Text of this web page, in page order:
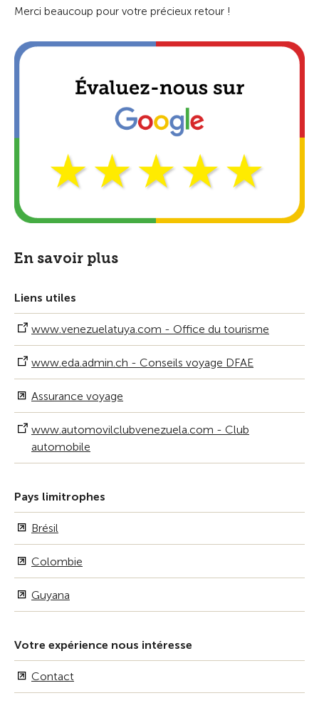
Merci beaucoup pour votre précieux retour !
En savoir plus
Liens utiles
www.venezuelatuya.com - Office du tourisme
www.eda.admin.ch - Conseils voyage DFAE
Assurance voyage
www.automovilclubvenezuela.com - Club
automobile
Pays limitrophes
Brésil
Colombie
Guyana
Votre expérience nous intéresse
Contact